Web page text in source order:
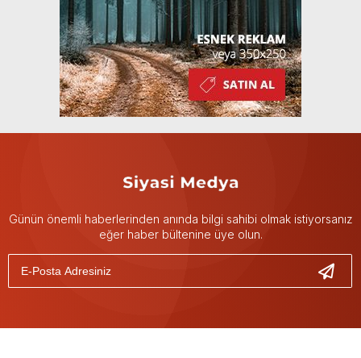
Günün önemli haberlerinden anında bilgi sahibi olmak istiyorsanız
eğer haber bültenine üye olun.